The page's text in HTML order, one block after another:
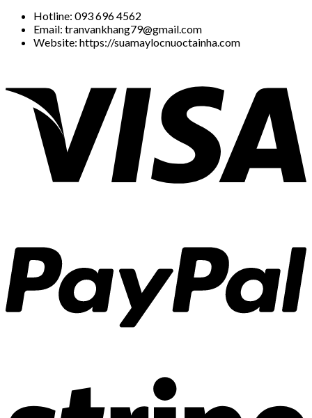
Hotline: 093 696 4562
Email: tranvankhang79@gmail.com
Website: https://suamaylocnuoctainha.com